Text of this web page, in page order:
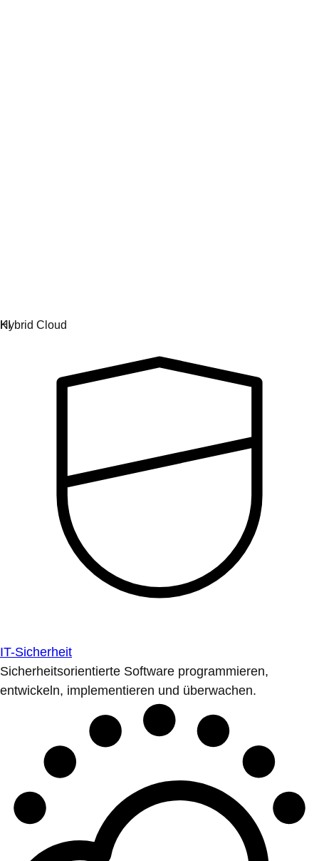
IT-Sicherheit
Sicherheitsorientierte Software programmieren,
entwickeln, implementieren und überwachen.